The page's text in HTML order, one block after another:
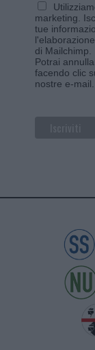
marketing.
tue
l'elaborazione.
di Mailchimp
Potrai
facendo clic
nostre e-mail.